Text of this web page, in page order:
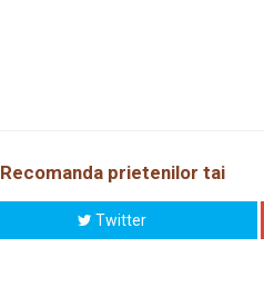
Recomanda prietenilor tai
Twitter